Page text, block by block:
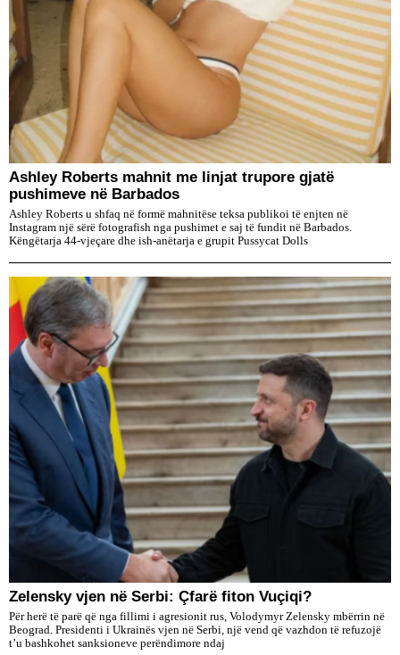
Ashley Roberts mahnit me linjat trupore gjatë
pushimeve në Barbados
Ashley Roberts u shfaq në formë mahnitëse teksa publikoi të enjten në
Instagram një sërë fotografish nga pushimet e saj të fundit në Barbados.
Këngëtarja 44-vjeçare dhe ish-anëtarja e grupit Pussycat Dolls
Zelensky vjen në Serbi: Çfarë fiton Vuçiqi?
Për herë të parë që nga fillimi i agresionit rus, Volodymyr Zelensky mbërrin në
Beograd. Presidenti i Ukrainës vjen në Serbi, një vend që vazhdon të refuzojë
t’u bashkohet sanksioneve perëndimore ndaj